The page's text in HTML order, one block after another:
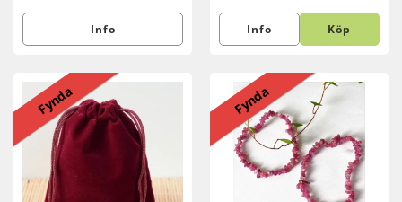
Info Info Köp
Fynda Fynda